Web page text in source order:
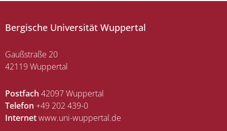
Bergische Universität Wuppertal
Gaußstraße 20
42119 Wuppertal
Postfach 42097 Wuppertal
Telefon +49 202 439-0
Internetwww.uni-wuppertal.de